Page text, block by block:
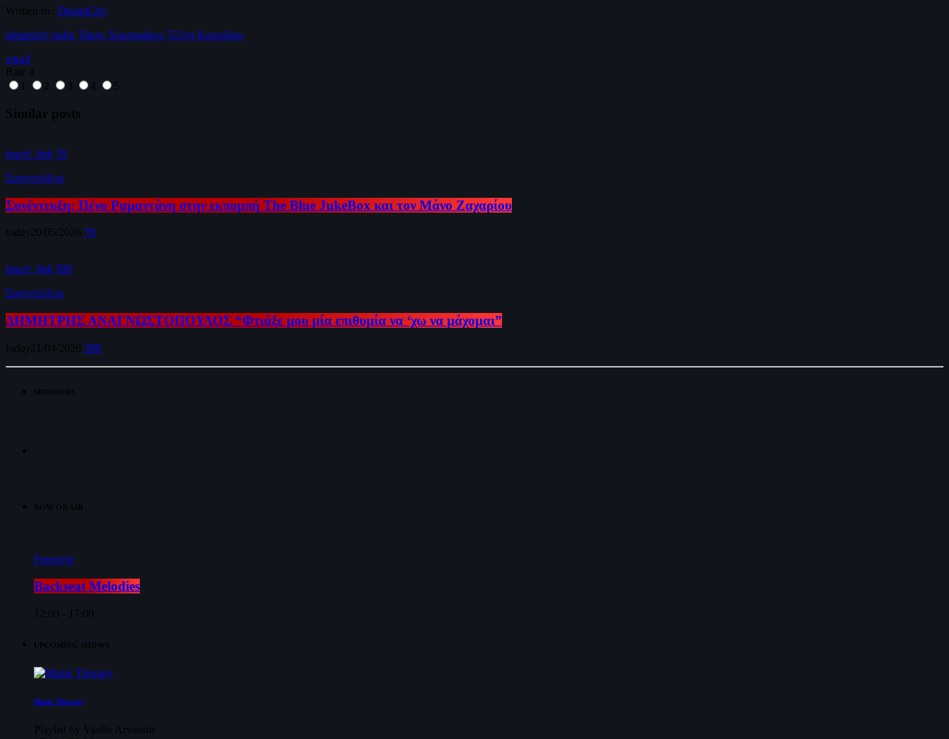
Written by: DreamCity
dreamcity radio Τάκης Χρυσικάκος Τζένη Κοσμίδου
email
Rate it
1
2 3 4 5
Similar posts
insert_link 78
Συνεντεύξεις
Συνέντευξη: Πένυ Ραμαντάνη στην εκπομπή The Blue JukeBox και τον Μάνο Ζαχαρίου
today 20/05/2026 78
insert_link 389
Συνεντεύξεις
ΔΗΜΗΤΡΗΣ ΑΝΑΓΝΩΣΤΟΠΟΥΛΟΣ “Φτιάξε μου μία επιθυμία να ‘χω να μάχομαι”
today 21/04/2026 389
SPONSORS
NOW ON AIR
Freestyle
Backseat Melodies
12:00 - 17:00
UPCOMING SHOWS
Music Therapy
Playlist by Vasilis Arvanitis